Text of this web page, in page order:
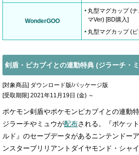
WonderGOO
丸型マグカップ (
マVer) [BD購入]
丸型マグカップ (
剣盾・ピカブイとの連動特典 (ジラーチ・
[対象商品] ダウンロード版/パッケージ版
[受取期限] 2021年11月19日 (金) ～
ポケモン剣盾やポケモンピカブイとの連動
ジラーチやミュウが配布される。『ポケッ
ルド』のセーブデータがあるニンテンドー
ンスターブリリアントダイヤモンド・シャ